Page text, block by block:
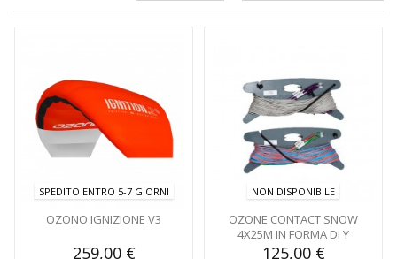
SPEDITO ENTRO 5-7 GIORNI
OZONO IGNIZIONE V3
259,00 €
NON DISPONIBILE
OZONE CONTACT SNOW
4X25M IN FORMA DI Y
125,00 €